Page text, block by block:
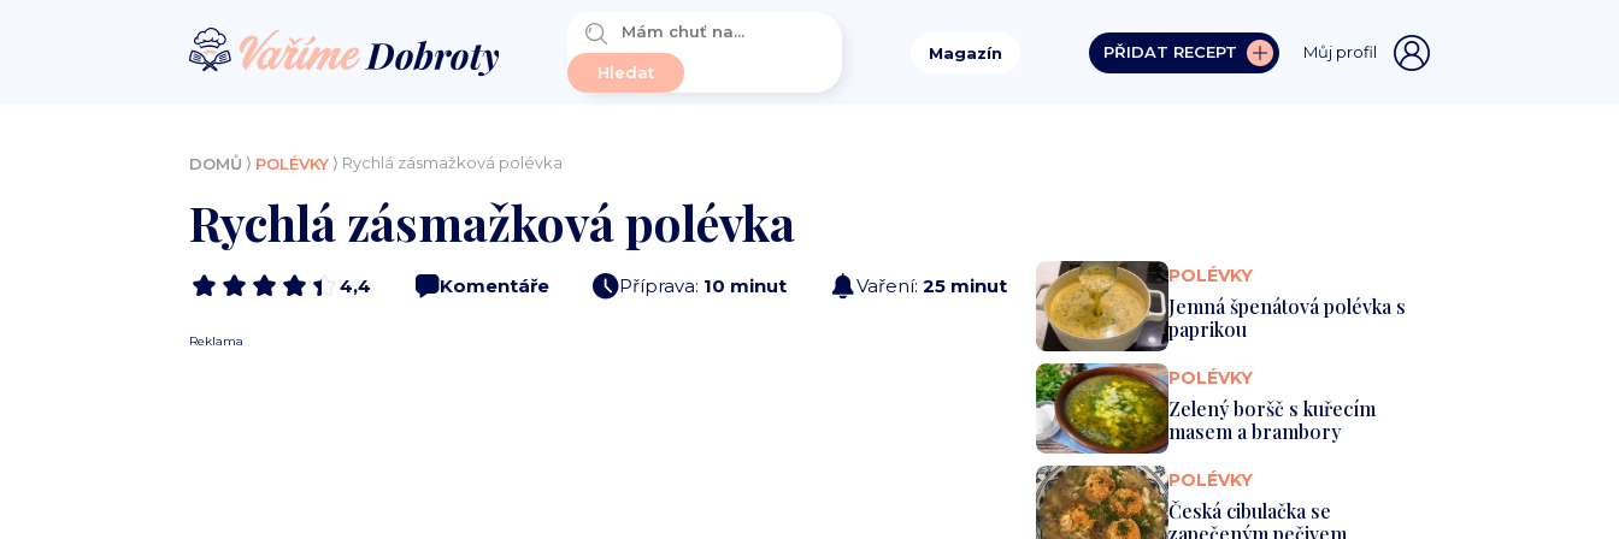
Magazín PŘIDAT RECEPT Můj profil
DOMŮ ⟩ POLÉVKY⟩ Rychlá zásmažková polévka
Rychlá zásmažková polévka
4,4 Komentáře Příprava: 10 minut Vaření: 25 minut
Reklama
POLÉVKY
Jemná špenátová polévka s
paprikou
POLÉVKY
Zelený boršč s kuřecím
masem a brambory
POLÉVKY
Česká cibulačka se
zapečeným pečivem